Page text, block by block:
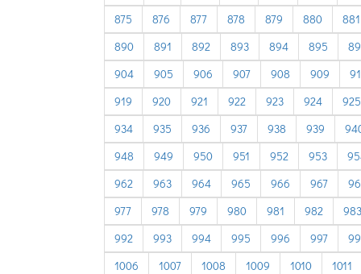
875
876 877 878 879 880
881
890
891 892 893 894 895
904
905 906 907 908 909
919
920 921 922 923 924
925
934
935 936 937 938 939
948
949 950 951 952 953
962
963 964 965 966 967
977
978 979 980 981 982
983
992
993 994 995 996 997
1006
1007 1008 1009 1010
1011